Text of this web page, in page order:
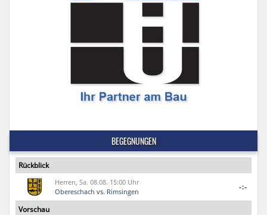
BEGEGNUNGEN
Rückblick
Herren, Sa. 08.08. 15:00 Uhr
Obereschach vs. Rimsingen
-:-
Vorschau